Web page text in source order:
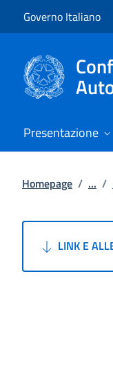
Governo Italiano
Presentazione
Homepage / ... /
LINK E